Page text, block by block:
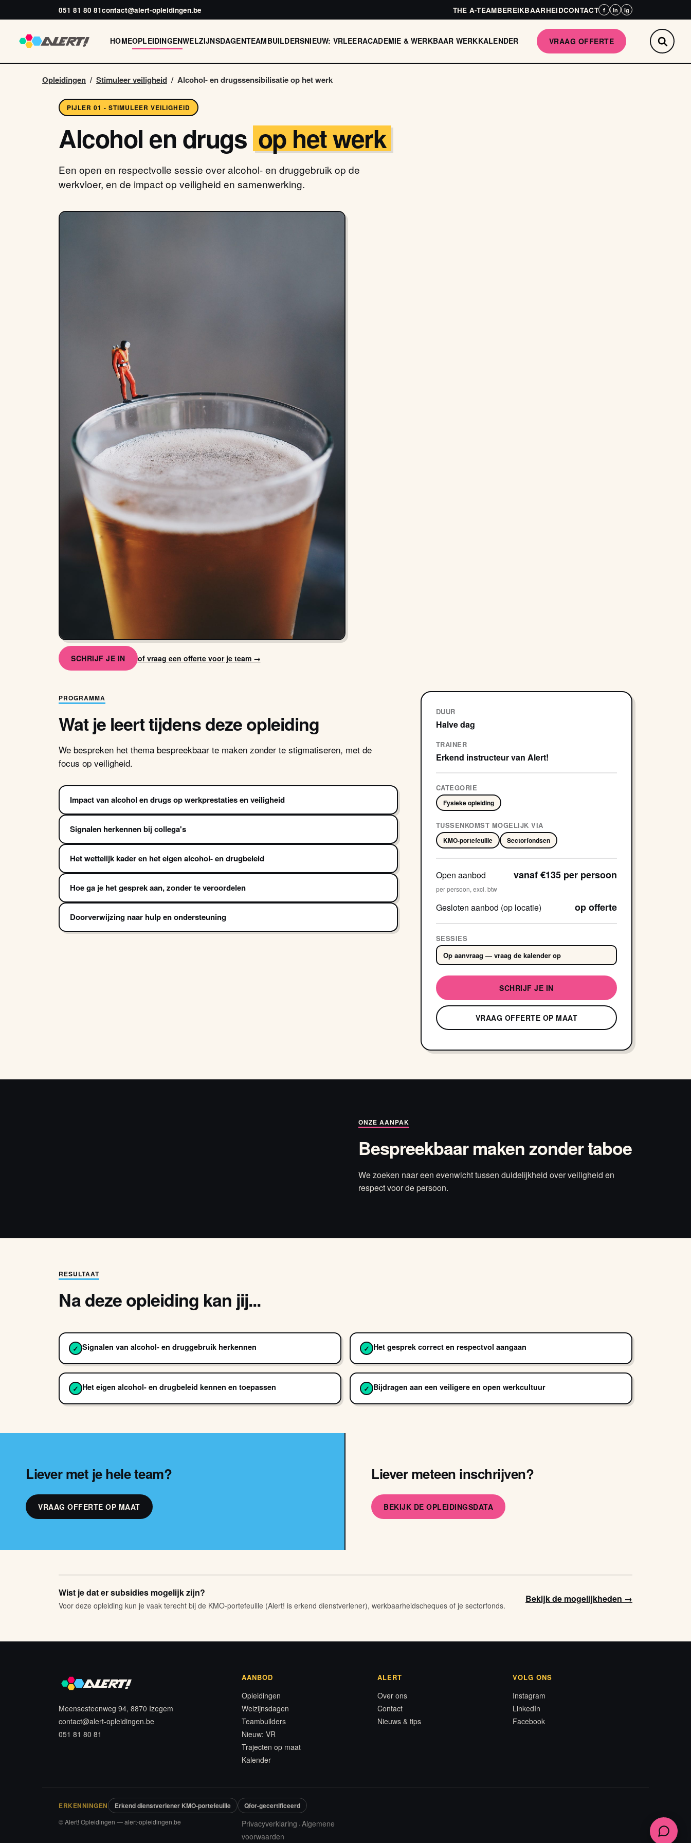
051 81 80 81contact@alert-opleidingen.be THE A-TEAMBEREIKBAARHEIDCONTACT f in ig
HOMEOPLEIDINGENWELZIJNSDAGENTEAMBUILDERSNIEUW: VRLEERACADEMIE & WERKBAAR WERKKALENDER VRAAG OFFERTE
Opleidingen / Stimuleer veiligheid / Alcohol- en drugssensibilisatie op het werk
PIJLER 01 - STIMULEER VEILIGHEID
Alcohol en drugs op het werk
Een open en respectvolle sessie over alcohol- en druggebruik op de
werkvloer, en de impact op veiligheid en samenwerking.
SCHRIJF JE IN of vraag een offerte voor je team →
PROGRAMMA
Wat je leert tijdens deze opleiding
We bespreken het thema bespreekbaar te maken zonder te stigmatiseren, met de
focus op veiligheid.
Impact van alcohol en drugs op werkprestaties en veiligheid
Signalen herkennen bij collega's
Het wettelijk kader en het eigen alcohol- en drugbeleid
Hoe ga je het gesprek aan, zonder te veroordelen
Doorverwijzing naar hulp en ondersteuning
DUUR
Halve dag
TRAINER
Erkend instructeur van Alert!
CATEGORIE
Fysieke opleiding
TUSSENKOMST MOGELIJK VIA
KMO-portefeuille Sectorfondsen
Open aanbod vanaf €135 per persoon
per persoon, excl. btw
Gesloten aanbod (op locatie) op offerte
SESSIES
Op aanvraag — vraag de kalender op
SCHRIJF JE IN
VRAAG OFFERTE OP MAAT
ONZE AANPAK
Bespreekbaar maken zonder taboe
We zoeken naar een evenwicht tussen duidelijkheid over veiligheid en
respect voor de persoon.
RESULTAAT
Na deze opleiding kan jij...
✓ Signalen van alcohol- en druggebruik herkennen ✓ Het gesprek correct en respectvol aangaan
✓ Het eigen alcohol- en drugbeleid kennen en toepassen ✓ Bijdragen aan een veiligere en open werkcultuur
Liever met je hele team?
VRAAG OFFERTE OP MAAT
Liever meteen inschrijven?
BEKIJK DE OPLEIDINGSDATA
Wist je dat er subsidies mogelijk zijn?
Voor deze opleiding kun je vaak terecht bij de KMO-portefeuille (Alert! is erkend dienstverlener), werkbaarheidscheques of je sectorfonds.
Bekijk de mogelijkheden →
Meensesteenweg 94, 8870 Izegem
contact@alert-opleidingen.be
051 81 80 81
AANBOD
Opleidingen
Welzijnsdagen
Teambuilders
Nieuw: VR
Trajecten op maat
Kalender
ALERT
Over ons
Contact
Nieuws & tips
VOLG ONS
Instagram
LinkedIn
Facebook
ERKENNINGEN Erkend dienstverlener KMO-portefeuille Qfor-gecertificeerd
© Alert! Opleidingen — alert-opleidingen.be Privacyverklaring ·Algemene
voorwaarden